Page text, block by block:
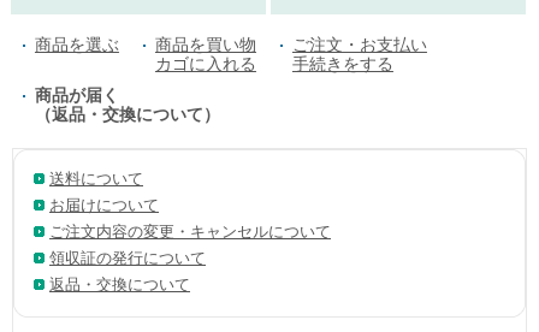
商品を選ぶ
商品を買い物
カゴに入れる
ご注文・お支払い
手続きをする
商品が届く
（返品・交換について）
送料について
お届けについて
ご注文内容の変更・キャンセルについて
領収証の発行について
返品・交換について